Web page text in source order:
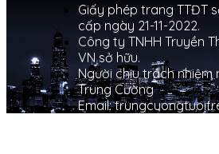
Giấy phép trang TTĐT
cấp ngày 21-11-2022.
Công ty TNHH Truyền
VN sở hữu.
Người chịu trách nhiệm
Trung Cường
Email: